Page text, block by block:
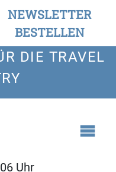
NEWSLETTER
BESTELLEN
DIE TRAVEL
Uhr